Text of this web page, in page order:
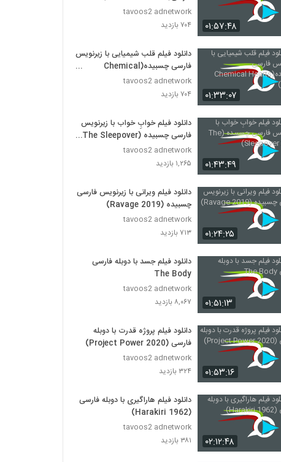
۰۱:۵۷:۴۸
tavoos2 adnetwork
۷۰۴ بازدید
۰۱:۳۳:۰۷
دانلود فیلم قلب شیمیایی با زیرنویس
فارسی چسبیده(Chemical
Hearts 2020)
tavoos2 adnetwork
۷۰۴ بازدید
۰۱:۴۳:۴۹
دانلود فیلم خوابِ خواب با زیرنویس
فارسی چسبیده (The Sleepover
2020)
tavoos2 adnetwork
۱,۲۶۵ بازدید
۰۱:۲۴:۲۵
دانلود فیلم ویرانی با زیرنویس فارسی
چسبیده (Ravage 2019)
tavoos2 adnetwork
۷۱۳ بازدید
۰۱:۵۱:۱۳
دانلود فیلم جسد با دوبله فارسی
The Body
tavoos2 adnetwork
۸,۰۶۷ بازدید
۰۱:۵۳:۱۶
دانلود فیلم پروژه قدرت با دوبله
فارسی (Project Power 2020)
tavoos2 adnetwork
۳۲۴ بازدید
۰۲:۱۲:۴۸
دانلود فیلم هاراگیری با دوبله فارسی
(Harakiri 1962)
tavoos2 adnetwork
۳۸۱ بازدید